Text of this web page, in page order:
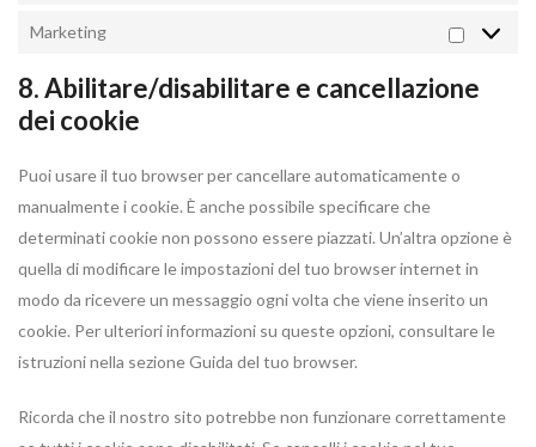
Marketing
8. Abilitare/disabilitare e cancellazione
dei cookie
Puoi usare il tuo browser per cancellare automaticamente o
manualmente i cookie. È anche possibile specificare che
determinati cookie non possono essere piazzati. Un’altra opzione è
quella di modificare le impostazioni del tuo browser internet in
modo da ricevere un messaggio ogni volta che viene inserito un
cookie. Per ulteriori informazioni su queste opzioni, consultare le
istruzioni nella sezione Guida del tuo browser.
Ricorda che il nostro sito potrebbe non funzionare correttamente